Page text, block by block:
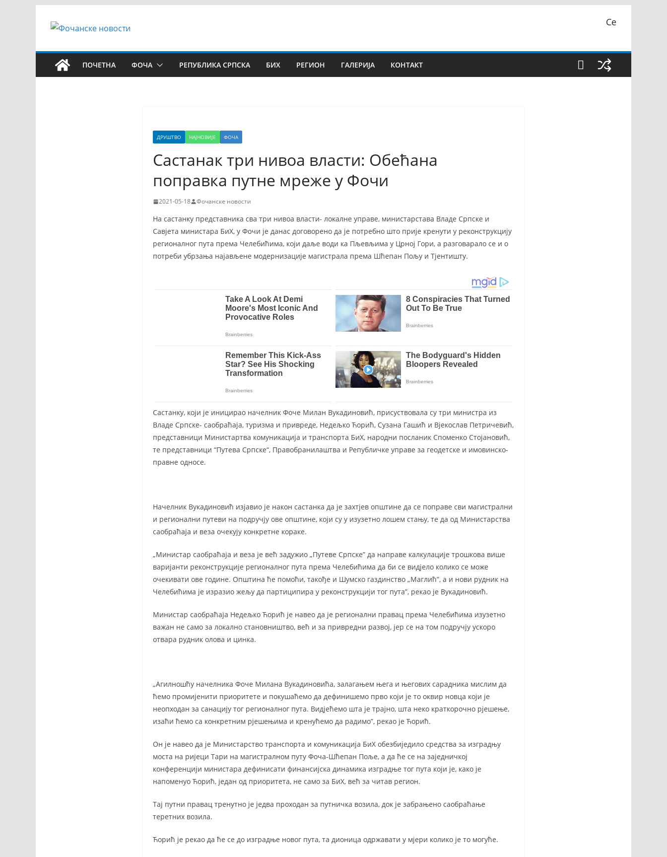
Се
ПОЧЕТНА ФОЧА РЕПУБЛИКА СРПСКА БИХ РЕГИОН ГАЛЕРИЈА КОНТАКТ
ДРУШТВО НАЈНОВИЈЕ ФОЧА
Састанак три нивоа власти: Обећана
поправка путне мреже у Фочи
2021-05-18 Фочанске новости
На састанку представника сва три нивоа власти- локалне управе, министарстава Владе Српске и
Савјета министара БиХ, у Фочи је данас догoворено да је потребно што прије кренути у реконструкцију
регионалног пута према Челебићима, који даље води ка Пљевљима у Црној Гори, а разговарало се и о
потреби убрзања најављене модернизације магистрала према Шћепан Пољу и Тјентишту.
Састанку, који је иницирао начелник Фоче Милан Вукадиновић, присуствовала су три министра из
Владе Српске- саобраћаја, туризма и привреде, Недељко Ћорић, Сузана Гашић и Вјекослав Петричевић,
представници Министартва комуникација и транспорта БиХ, народни посланик Споменко Стојановић,
те представници “Путева Српске“, Правобранилаштва и Републичке управе за геодетске и имовинско-
правне односе.
Начелник Вукадиновић изјавио је након састанка да је захтјев општине да се поправе сви магистрални
и регионални путеви на подручју ове општине, који су у изузетно лошем стању, те да од Министарства
саобраћаја и веза очекују конкретне кораке.
„Министар саобраћаја и веза је већ задужио „Путеве Српске” да направе калкулације трошкова више
варијанти реконструкције регионалног пута према Челебићима да би се видјело колико се може
очекивати ове године. Општина ће помоћи, такође и Шумско газдинство „Маглић”, а и нови рудник на
Челебићима је изразио жељу да партиципира у реконструкцији тог пута”, рекао је Вукадиновић.
Министар саобраћаја Недељко Ћорић је навео да је регионални правац према Челебићима изузетно
важан не само за локално становништво, већ и за привредни развој, јер се на том подручју ускоро
отвара рудник олова и цинка.
„Агилношћу начелника Фоче Милана Вукадиновића, залагањем њега и његових сарадника мислим да
ћемо промијенити приоритете и покушаћемо да дефинишемо прво који је то оквир новца који је
неопходан за санацију тог регионалног пута. Видјећемо шта је трајно, шта неко краткорочно рјешење,
изаћи ћемо са конкретним рјешењима и кренућемо да радимо”, рекао је Ћорић.
Он је навео да је Министарство транспорта и комуникација БиХ обезбиједило средства за изградњу
моста на ријеци Тари на магистралном путу Фоча-Шћепан Поље, а да ће се на заједничкој
конференцији министара дефинисати финансијска динамика изградње тог пута који је, како је
напоменуо Ћорић, један од приоритета, не само за БиХ, већ за читав регион.
Тај путни правац тренутно је једва проходан за путничка возила, док је забрањено саобраћање
теретних возила.
Ћорић је рекао да ће се до изградње новог пута, та дионица одржавати у мјери колико је то могуће.